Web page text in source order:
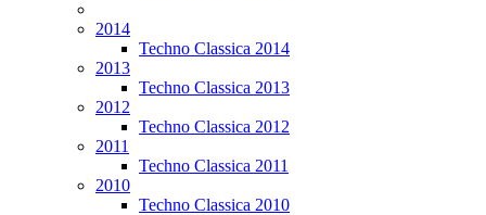
2014
Techno Classica 2014
2013
Techno Classica 2013
2012
Techno Classica 2012
2011
Techno Classica 2011
2010
Techno Classica 2010